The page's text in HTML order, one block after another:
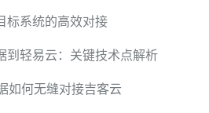
标系统的高效对接
到轻易云：关键技术点解析
如何无缝对接吉客云